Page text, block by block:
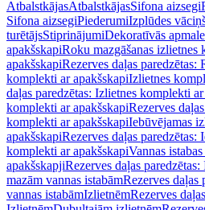
AtbalstkājasAtbalstkājasSifona aizsegi
Sifona aizsegiPiederumiIzplūdes
turētājsStiprinājumiDekoratīvās
apakšskapiRoku mazgāšanas izlietnes
apakšskapiRezerves daļas paredzētas:
komplekti ar apakšskapiIzlietnes
daļas paredzētas: Izlietnes komplekti
komplekti ar apakšskapiRezerves
komplekti ar apakšskapiIebūvējamas
apakšskapiRezerves daļas paredzētas:
komplekti ar apakšskapiVannas
apakšskapjiRezerves daļas
mazām vannas istabāmRezerves daļas
vannas istabāmIzlietnēmRezerves